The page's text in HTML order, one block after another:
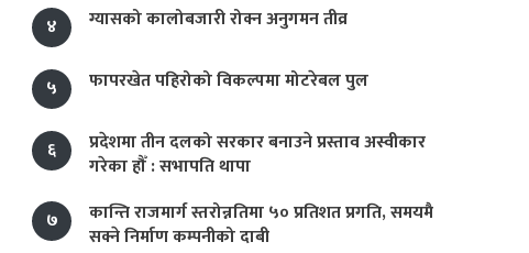
४
ग्यासको कालोबजारी रोक्न अनुगमन तीव्र
५ फापरखेत पहिरोको विकल्पमा मोटरेबल पुल
६
प्रदेशमा तीन दलको सरकार बनाउने प्रस्ताव अस्वीकार
गरेका हौँ : सभापति थापा
७
कान्ति राजमार्ग स्तरोन्नतिमा ५० प्रतिशत प्रगति, समयमै
सक्ने निर्माण कम्पनीको दाबी